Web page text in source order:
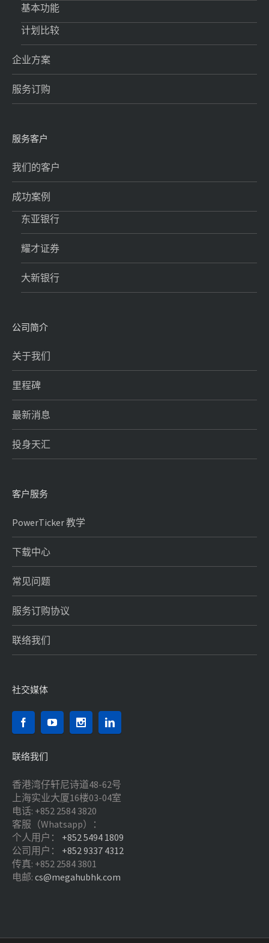
基本功能
计划比较
企业方案
服务订购
服务客户
我们的客户
成功案例
东亚银行
耀才证券
大新银行
公司简介
关于我们
里程碑
最新消息
投身天汇
客户服务
PowerTicker 教学
下载中心
常见问题
服务订购协议
联络我们
社交媒体
联络我们
香港湾仔轩尼诗道48-62号
上海实业大厦16楼03-04室
电话: +852 2584 3820
客服（Whatsapp）：
个人用户： +852 5494 1809
公司用户： +852 9337 4312
传真: +852 2584 3801
电邮: cs@megahubhk.com